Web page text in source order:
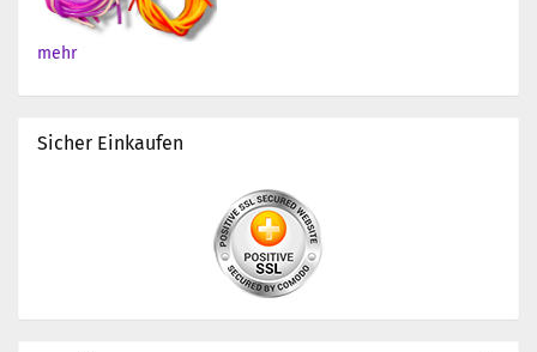
mehr
Sicher Einkaufen